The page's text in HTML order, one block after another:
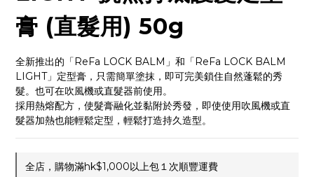
膏 (直髮用) 50g
全新推出的「ReFa LOCK BALM」和「ReFa LOCK BALM
LIGHT」定型膏，只需簡單塗抹，即可完美鎖住自然蓬鬆的秀
髮。也可在吹風機或直髮器前使用。
採用熱熔配方，使髮膏融化並黏附於秀發，即使使用吹風機或直
髮器加熱也能輕鬆定型，輕鬆打造持久造型。
全店，購物滿hk$1,000以上包１次順豐運費